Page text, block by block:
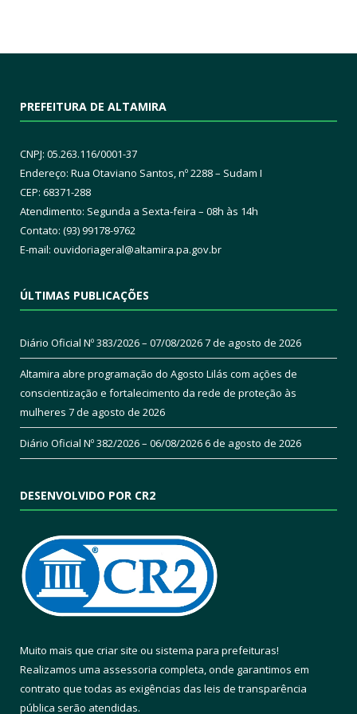
PREFEITURA DE ALTAMIRA
CNPJ: 05.263.116/0001-37
Endereço: Rua Otaviano Santos, nº 2288 – Sudam I
CEP: 68371-288
Atendimento: Segunda a Sexta-feira – 08h às 14h
Contato: (93) 99178-9762
E-mail: ouvidoriageral@altamira.pa.gov.br
ÚLTIMAS PUBLICAÇÕES
Diário Oficial Nº 383/2026 – 07/08/20267 de agosto de 2026
Altamira abre programação do Agosto Lilás com ações de
conscientização e fortalecimento da rede de proteção às
mulheres 7 de agosto de 2026
Diário Oficial Nº 382/2026 – 06/08/20266 de agosto de 2026
DESENVOLVIDO POR CR2
Muito mais que criar site ou sistema para prefeituras!
Realizamos uma assessoria completa, onde garantimos em
contrato que todas as exigências das leis de transparência
pública serão atendidas.